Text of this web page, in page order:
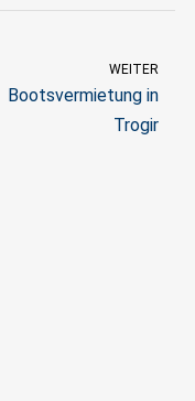
WEITER
Bootsvermietung in
Trogir